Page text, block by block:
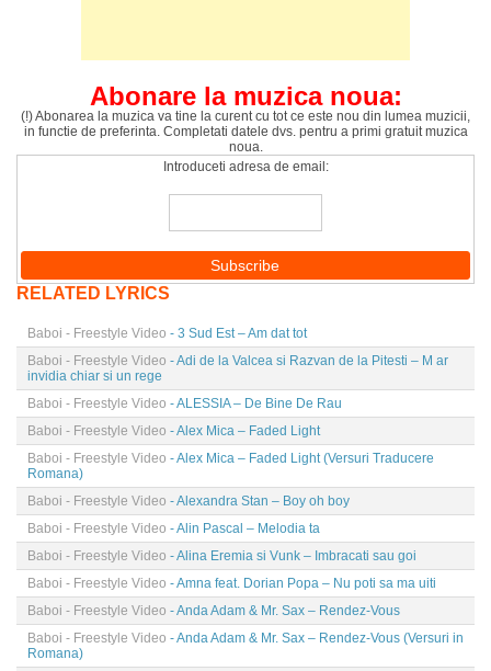
Abonare la muzica noua:
(!) Abonarea la muzica va tine la curent cu tot ce este nou din lumea muzicii,
in functie de preferinta. Completati datele dvs. pentru a primi gratuit muzica
noua.
Introduceti adresa de email:
RELATED LYRICS
Baboi - Freestyle Video - 3 Sud Est – Am dat tot
Baboi - Freestyle Video - Adi de la Valcea si Razvan de la Pitesti – M ar
invidia chiar si un rege
Baboi - Freestyle Video - ALESSIA – De Bine De Rau
Baboi - Freestyle Video - Alex Mica – Faded Light
Baboi - Freestyle Video - Alex Mica – Faded Light (Versuri Traducere
Romana)
Baboi - Freestyle Video - Alexandra Stan – Boy oh boy
Baboi - Freestyle Video - Alin Pascal – Melodia ta
Baboi - Freestyle Video - Alina Eremia si Vunk – Imbracati sau goi
Baboi - Freestyle Video - Amna feat. Dorian Popa – Nu poti sa ma uiti
Baboi - Freestyle Video - Anda Adam & Mr. Sax – Rendez-Vous
Baboi - Freestyle Video - Anda Adam & Mr. Sax – Rendez-Vous (Versuri in
Romana)